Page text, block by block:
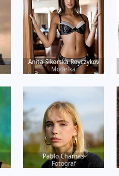
Anita Sikorska Royczykov
Modelka
Pablo Charnas
Fotograf